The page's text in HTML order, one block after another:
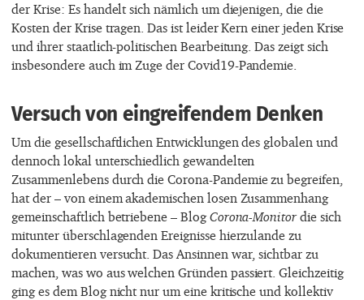
der Krise: Es handelt sich nämlich um diejenigen, die die
Kosten der Krise tragen. Das ist leider Kern einer jeden Krise
und ihrer staatlich-politischen Bearbeitung. Das zeigt sich
insbesondere auch im Zuge der Covid19-Pandemie.
Versuch von eingreifendem Denken
Um die gesellschaftlichen Entwicklungen des globalen und
dennoch lokal unterschiedlich gewandelten
Zusammenlebens durch die Corona-Pandemie zu begreifen,
hat der – von einem akademischen losen Zusammenhang
gemeinschaftlich betriebene – BlogCorona-Monitordie sich
mitunter überschlagenden Ereignisse hierzulande zu
dokumentieren versucht. Das Ansinnen war, sichtbar zu
machen, was wo aus welchen Gründen passiert. Gleichzeitig
ging es dem Blog nicht nur um eine kritische und kollektiv